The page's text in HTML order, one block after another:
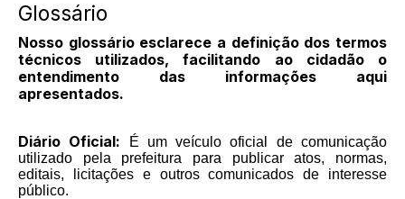
Glossário
Nosso glossário esclarece a definição dos termos
técnicos utilizados, facilitando ao cidadão o
entendimento das informações aqui
apresentados.
Diário Oficial: É um veículo oficial de comunicação
utilizado pela prefeitura para publicar atos, normas,
editais, licitações e outros comunicados de interesse
público.